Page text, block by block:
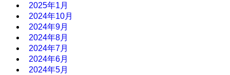
2025年1月
2024年10月
2024年9月
2024年8月
2024年7月
2024年6月
2024年5月